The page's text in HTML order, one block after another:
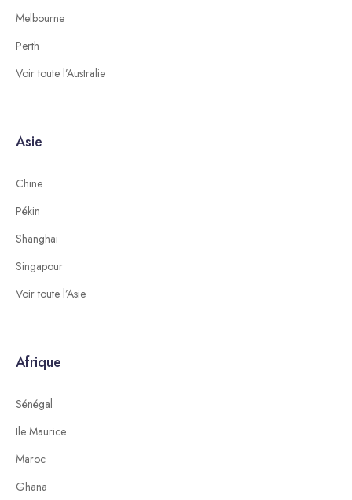
Melbourne
Perth
Voir toute l’Australie
Asie
Chine
Pékin
Shanghai
Singapour
Voir toute l’Asie
Afrique
Sénégal
Ile Maurice
Maroc
Ghana